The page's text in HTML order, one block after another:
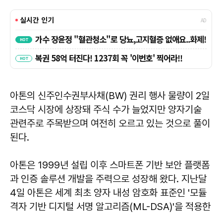
아톤의 신주인수권부사채(BW) 권리 행사 물량이 2일
코스닥 시장에 상장돼 주식 수가 늘었지만 양자기술
관련주로 주목받으며 여전히 오르고 있는 것으로 풀이
된다.
아톤은 1999년 설립 이후 스마트폰 기반 보안 플랫폼
과 인증 솔루션 개발을 주력으로 성장해 왔다. 지난달
4일 아톤은 세계 최초 양자 내성 암호화 표준인 '모듈
격자 기반 디지털 서명 알고리즘(ML-DSA)'을 적용한